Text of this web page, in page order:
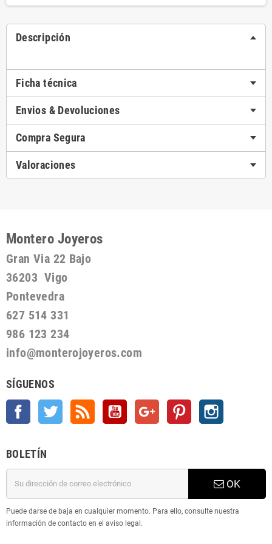
Descripción
Ficha técnica
Envios & Devoluciones
Compra Segura
Valoraciones
Montero Joyeros
Gran Via 22 Bajo
36203 Vigo
Pontevedra
627 514 331
986 123 234
info@monterojoyeros.com
SÍGUENOS
Facebook Twitter YouTube Google + Pinterest
BOLETÍN
OK
Puede darse de baja en cualquier momento. Para ello, consulte nuestra
información de contacto en el aviso legal.